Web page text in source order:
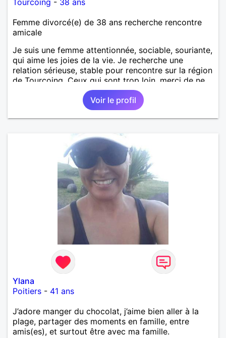
Femme divorcé(e) de 38 ans recherche rencontre
amicale
Je suis une femme attentionnée, sociable, souriante,
qui aime les joies de la vie. Je recherche une
relation sérieuse, stable pour rencontre sur la région
de Tourcoing. Ceux qui sont trop loin, merci de ne
pas me contacter et pour les autres je ne
manquerais pas de vous répondre et ce sera avec
Voir le profil
Ylana
Poitiers - 41 ans
J’adore manger du chocolat, j’aime bien aller à la
plage, partager des moments en famille, entre
amis(es), et surtout être avec ma famille.